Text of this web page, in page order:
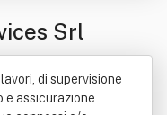
Srl
di supervisione
e assicurazione